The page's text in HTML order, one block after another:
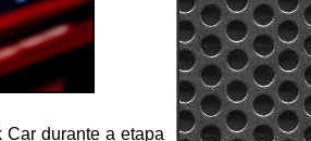
durante a etapa